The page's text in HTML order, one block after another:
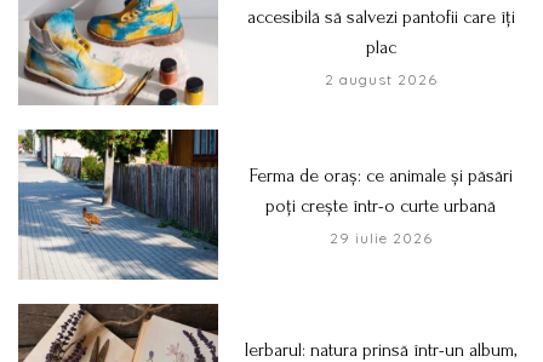
accesibilă să salvezi pantofii care îți
plac
2 august 2026
Ferma de oraș: ce animale și păsări
poți crește într-o curte urbană
29 iulie 2026
Ierbarul: natura prinsă într-un album,